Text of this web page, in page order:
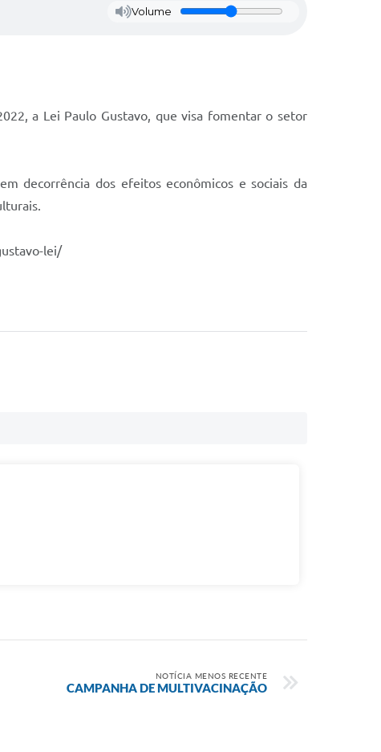
Volume
a Lei Paulo Gustavo, que visa fomentar o setor
decorrência dos efeitos econômicos e sociais da
lei/
NOTÍCIA MENOS RECENTE
CAMPANHA DE MULTIVACINAÇÃO